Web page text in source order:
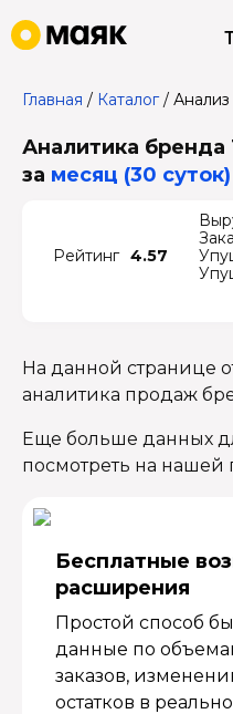
Главная / Каталог/
Аналитика
за месяц (30 суток)
Рейтинг 4.57
На данной странице
аналитика продаж
Еще больше данных
посмотреть на нашей
Бесплатные
расширения
Простой способ
данные по
заказов,
остатков в